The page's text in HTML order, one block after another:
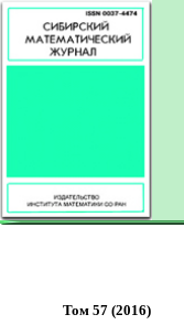
Том 57 (2016)